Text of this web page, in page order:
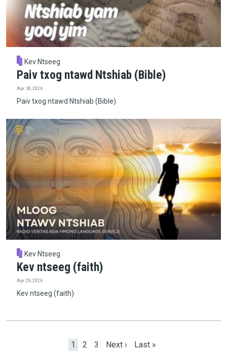
Kev Ntseeg
Paiv txog ntawd Ntshiab (Bible)
Apr 30, 2026
Paiv txog ntawd Ntshiab (Bible)
Kev Ntseeg
Kev ntseeg (faith)
Apr 29, 2026
Kev ntseeg (faith)
Current page
1 Page
2 Page
3 Next page
Next › Last page
Last »